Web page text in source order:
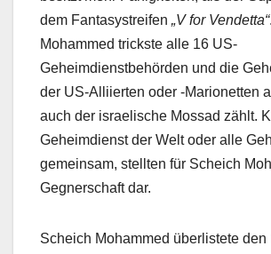
dem Fantasystreifen „V for Vendetta“
Mohammed trickste alle 16 US-
Geheimdienstbehörden und die
der US-Alliierten oder -Marionetten
auch der israelische Mossad zählt.
Geheimdienst der Welt oder alle
gemeinsam, stellten für Scheich
Gegnerschaft dar.
Scheich Mohammed überlistete den